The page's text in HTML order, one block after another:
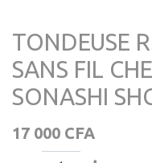
TONDEUSE
SANS FIL
SONASHI
17 000 CFA